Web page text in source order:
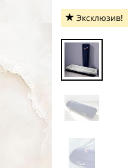
Эксклюзив!